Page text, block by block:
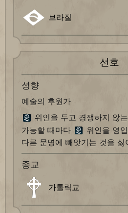
브라질
선호
성향
예술의 후원가
위인을 두고 경쟁하지 않
가능할 때마다
위인을 영
다른 문명에 빼앗기는 것을 싫
종교
가톨릭교